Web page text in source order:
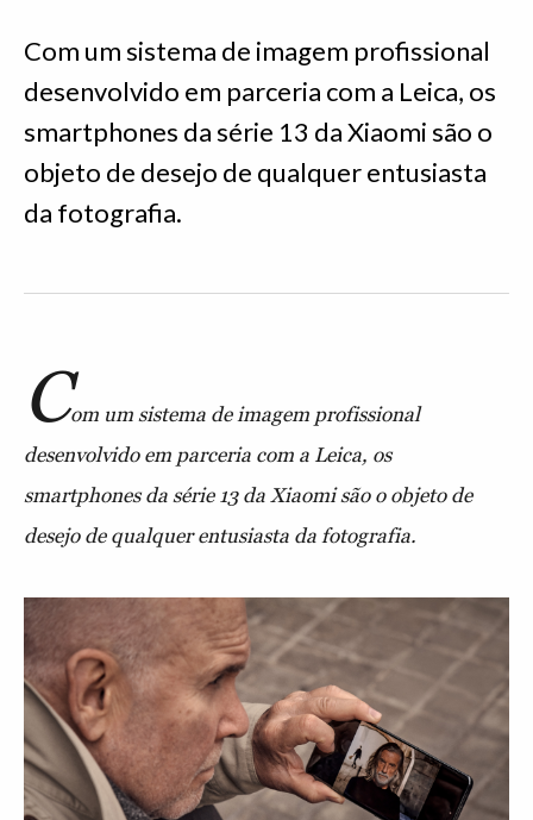
Com um sistema de imagem profissional
desenvolvido em parceria com a Leica, os
smartphones da série 13 da Xiaomi são o
objeto de desejo de qualquer entusiasta
da fotografia.
Com um sistema de imagem profissional
desenvolvido em parceria com a Leica, os
smartphones da série 13 da Xiaomi são o objeto de
desejo de qualquer entusiasta da fotografia.